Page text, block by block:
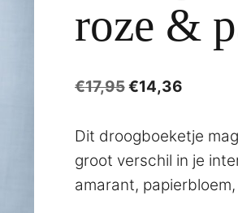
roze &
€17,95
was:
€17,95.
€14,36Huidige
is:
Dit droogboeketje
groot verschil in je
amarant,